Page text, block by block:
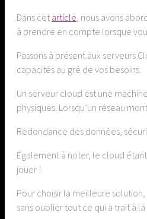
Dans cet article , nous avons
à prendre en compte lorsque
Passons à présent aux serveurs
capacités au gré de vos besoins.
Un serveur cloud est une
physiques. Lorsqu’un réseau
Redondance des données,
Également à noter, le cloud
jouer !
Pour choisir la meilleure
sans oublier tout ce qui a trait à